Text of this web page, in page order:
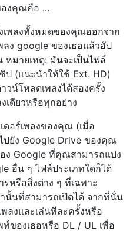
องคุณคือ ...
เพลงทั้งหมดของคุณออกจาก
ลง google ของเธอแล้วอัป
หมายเหตุ: มันจะเป็นไฟล์
(แนะนำให้ใช้ Ext. HD)
น์โหลดเพลงได้สองครั้ง
เดียวหรือทุกอย่าง
ดอร์เพลงของคุณ (เมื่อ
ปยัง Google Drive ของคุณ
Google ที่คุณสามารถแบ่ง
อื่น ๆ ไฟล์ประเภทใดก็ได้
รหรือสิ่งต่าง ๆ ที่เฉพาะ
นั้นที่สามารถเปิดได้ จากที่นั่น
พลงและเล่นทีละครั้งหรือ
ของเธอหรือ DL / UL เพื่อ